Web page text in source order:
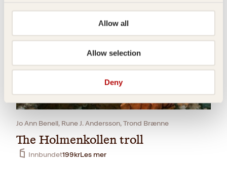
Allow all
Allow selection
Deny
Jo Ann Benell, Rune J. Andersson, Trond Brænne
The Holmenkollen troll
Innbundet199krLes mer